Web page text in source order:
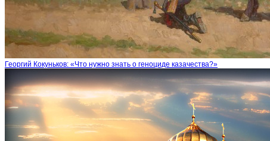
Георгий Кокуньков: «Что нужно знать о геноциде казачества?»